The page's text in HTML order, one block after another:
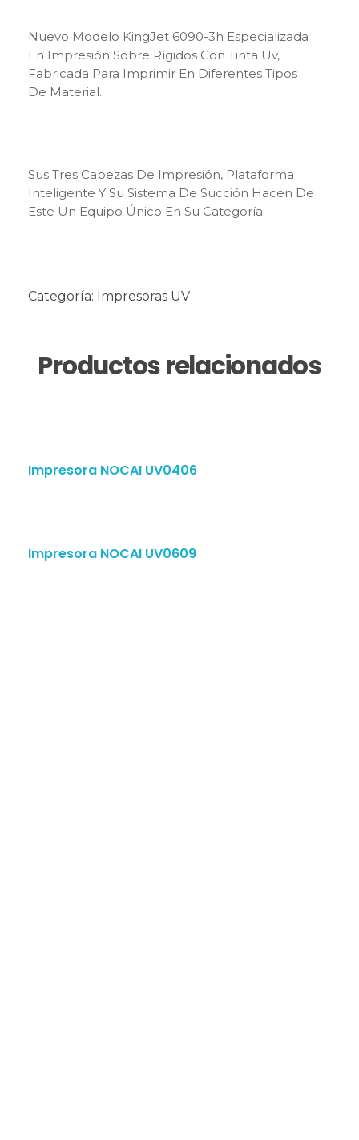
Nuevo Modelo KingJet 6090-3h Especializada
En Impresión Sobre Rígidos Con Tinta Uv,
Fabricada Para Imprimir En Diferentes Tipos
De Material.
Sus Tres Cabezas De Impresión, Plataforma
Inteligente Y Su Sistema De Succión Hacen De
Este Un Equipo Único En Su Categoría.
Categoría: Impresoras UV
Productos relacionados
Impresora NOCAI UV0406
Impresora NOCAI UV0609